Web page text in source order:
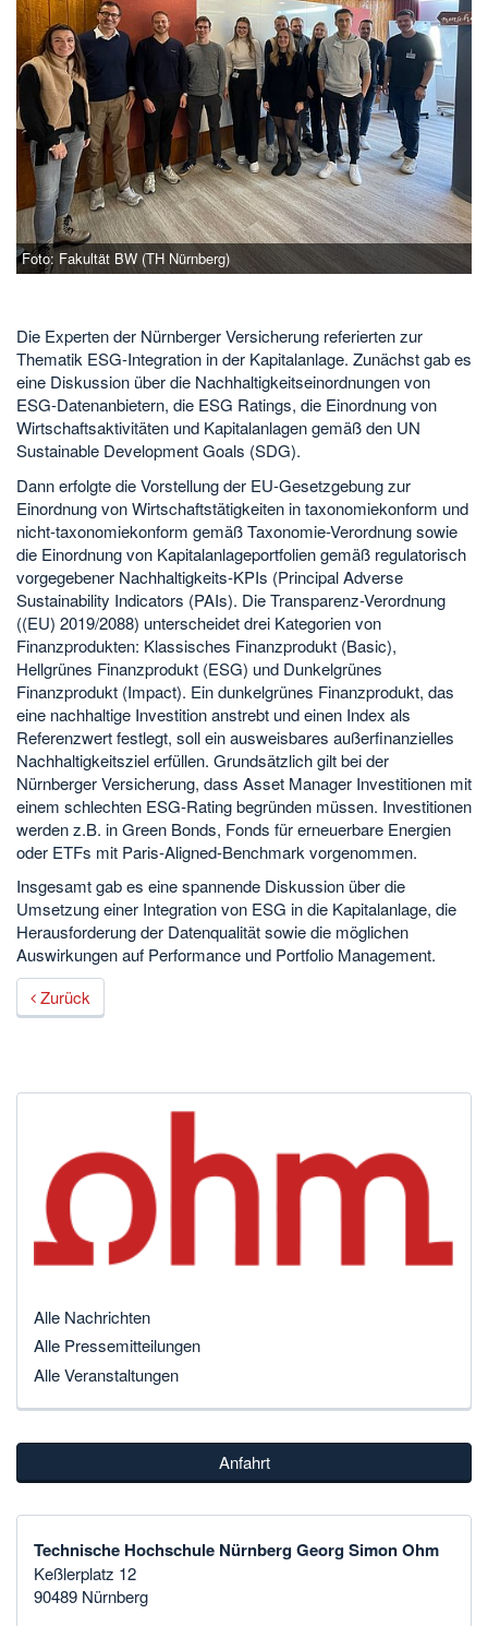
Foto: Fakultät BW (TH Nürnberg)
Die Experten der Nürnberger Versicherung referierten zur
Thematik ESG-Integration in der Kapitalanlage. Zunächst gab es
eine Diskussion über die Nachhaltigkeitseinordnungen von
ESG-Datenanbietern, die ESG Ratings, die Einordnung von
Wirtschaftsaktivitäten und Kapitalanlagen gemäß den UN
Sustainable Development Goals (SDG).
Dann erfolgte die Vorstellung der EU-Gesetzgebung zur
Einordnung von Wirtschaftstätigkeiten in taxonomiekonform und
nicht-taxonomiekonform gemäß Taxonomie-Verordnung sowie
die Einordnung von Kapitalanlageportfolien gemäß regulatorisch
vorgegebener Nachhaltigkeits-KPIs (Principal Adverse
Sustainability Indicators (PAIs). Die Transparenz-Verordnung
((EU) 2019/2088) unterscheidet drei Kategorien von
Finanzprodukten: Klassisches Finanzprodukt (Basic),
Hellgrünes Finanzprodukt (ESG) und Dunkelgrünes
Finanzprodukt (Impact). Ein dunkelgrünes Finanzprodukt, das
eine nachhaltige Investition anstrebt und einen Index als
Referenzwert festlegt, soll ein ausweisbares außerfinanzielles
Nachhaltigkeitsziel erfüllen. Grundsätzlich gilt bei der
Nürnberger Versicherung, dass Asset Manager Investitionen mit
einem schlechten ESG-Rating begründen müssen. Investitionen
werden z.B. in Green Bonds, Fonds für erneuerbare Energien
oder ETFs mit Paris-Aligned-Benchmark vorgenommen.
Insgesamt gab es eine spannende Diskussion über die
Umsetzung einer Integration von ESG in die Kapitalanlage, die
Herausforderung der Datenqualität sowie die möglichen
Auswirkungen auf Performance und Portfolio Management.
Zurück
Alle Nachrichten
Alle Pressemitteilungen
Alle Veranstaltungen
Anfahrt
Technische Hochschule Nürnberg Georg Simon Ohm
Keßlerplatz 12
90489 Nürnberg